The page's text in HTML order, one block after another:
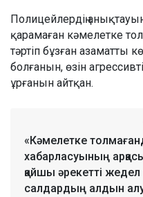
Полицейлердің
қарамаған кәмелетке
тәртіп бұзған азаматты
болғанын, өзін
ұрғанын айтқан.
«Кәмелетке
хабарласуының
қайшы әрекетті
салдардың алдын